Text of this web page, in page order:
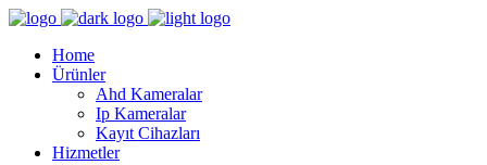
Home
Ürünler
Ahd Kameralar
Ip Kameralar
Kayıt Cihazları
Hizmetler